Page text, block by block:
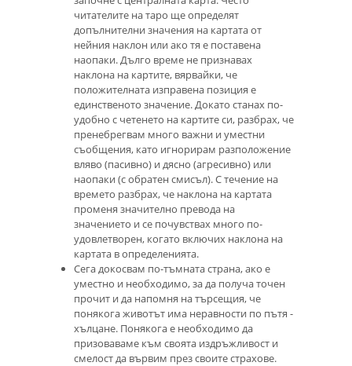
читателите на таро ще определят
допълнителни значения на картата от
нейния наклон или ако тя е поставена
наопаки. Дълго време не признавах
наклона на картите, вярвайки, че
положителната изправена позиция е
единственото значение. Докато станах по-
удобно с четенето на картите си, разбрах, че
пренебрегвам много важни и уместни
съобщения, като игнорирам разположение
вляво (пасивно) и дясно (агресивно) или
наопаки (с обратен смисъл). С течение на
времето разбрах, че наклона на картата
променя значително превода на
значението и се почувствах много по-
удовлетворен, когато включих наклона на
картата в определенията.
Сега докосвам по-тъмната страна, ако е
уместно и необходимо, за да получа точен
прочит и да напомня на търсещия, че
понякога животът има неравности по пътя -
хълцане. Понякога е необходимо да
призоваваме към своята издръжливост и
смелост да вървим през своите страхове.